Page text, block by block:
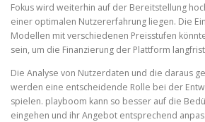
Fokus wird weiterhin auf der Bereitstellung
einer optimalen Nutzererfahrung liegen. Die
Modellen mit verschiedenen Preisstufen
sein, um die Finanzierung der Plattform
Die Analyse von Nutzerdaten und die daraus
werden eine entscheidende Rolle bei der
spielen. playboom kann so besser auf die
eingehen und ihr Angebot entsprechend